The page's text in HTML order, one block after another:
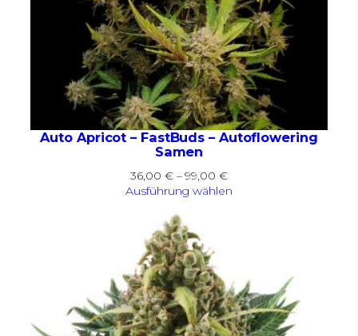
Auto Apricot – FastBuds – Autoflowering
Samen
36,00 € –99,00 €Preisspanne:
36,00 €
Ausführung wählen